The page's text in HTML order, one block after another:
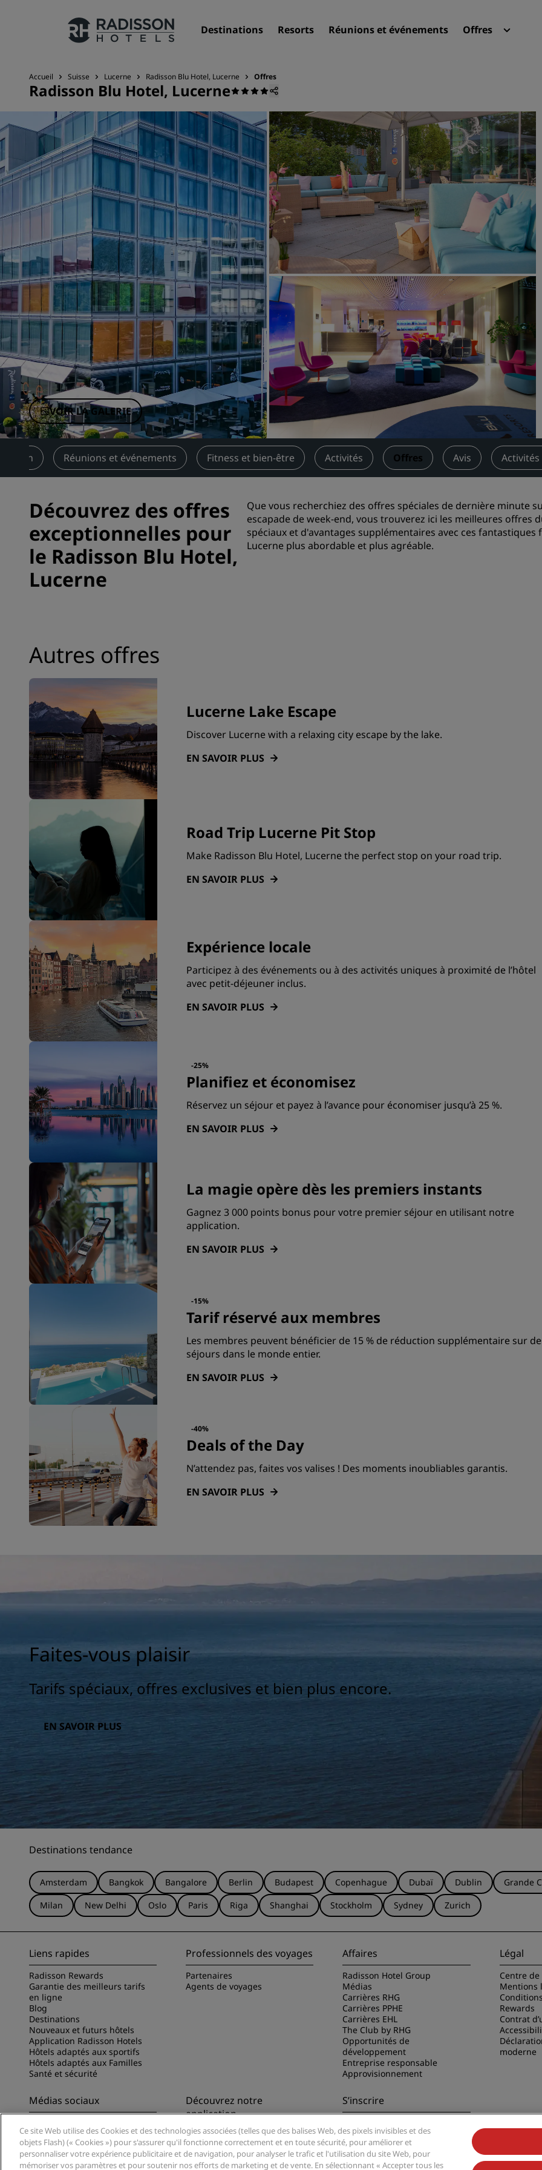
Destinations Resorts Réunions et événements Offres
Nos enseignes
Marques Radisson Hotels
Marques affiliées en Chine
Destinations
Resorts
Appartements hôteliers
Hôtels d'aéroport
Nouveaux et futurs hôtels
Réunions et événements
Découvrez Radisson
Réservez une salle de
Demander un devis
Pour les événements
Solutions d’entreprise
Rechercher des vols
Rechercher des vols
Restaurants
Rechercher un restaurant
Services numériques
Application Radisson
Accueil Suisse Lucerne Radisson Blu Hotel, Lucerne Offres
Radisson Blu Hotel, Lucerne
VOIR LA GALERIE
Réunions et événements Fitness et bien-être Activités Offres Avis
Découvrez des offres
exceptionnelles pour
le Radisson Blu Hotel,
Lucerne
Que vous recherchiez des offres spéciales de dernière minute
escapade de week-end, vous trouverez ici les meilleures offres
spéciaux et d'avantages supplémentaires avec ces
Lucerne plus abordable et plus agréable.
Autres offres
Lucerne Lake Escape
Discover Lucerne with a relaxing city escape by the lake.
EN SAVOIR PLUS
Road Trip Lucerne Pit Stop
Make Radisson Blu Hotel, Lucerne the perfect stop on your road trip.
EN SAVOIR PLUS
Expérience locale
Participez à des événements ou à des activités uniques à proximité de l’hôtel
avec petit-déjeuner inclus.
EN SAVOIR PLUS
-25%
Planifiez et économisez
Réservez un séjour et payez à l’avance pour économiser jusqu’à 25 %.
EN SAVOIR PLUS
La magie opère dès les premiers instants
Gagnez 3 000 points bonus pour votre premier séjour en utilisant notre
application.
EN SAVOIR PLUS
-15%
Tarif réservé aux membres
Les membres peuvent bénéficier de 15 % de réduction supplémentaire sur
séjours dans le monde entier.
EN SAVOIR PLUS
-40%
Deals of the Day
N’attendez pas, faites vos valises ! Des moments inoubliables garantis.
EN SAVOIR PLUS
Faites-vous plaisir
Tarifs spéciaux, offres exclusives et bien plus encore.
EN SAVOIR PLUS
Destinations tendance
Amsterdam Bangkok Bangalore Berlin Budapest Copenhague Dubaï Dublin
Grande
Milan
New Delhi Oslo Paris Riga Shanghai Stockholm Sydney Zurich
Liens rapides
Radisson Rewards
Garantie des meilleurs tarifs
en ligne
Blog
Destinations
Nouveaux et futurs hôtels
Application Radisson Hotels
Hôtels adaptés aux sportifs
Hôtels adaptés aux Familles
Santé et sécurité
Professionnels des voyages
Partenaires
Agents de voyages
Affaires
Radisson Hotel Group
Médias
Carrières RHG
Carrières PPHE
Carrières EHL
The Club by RHG
Opportunités de
développement
Entreprise responsable
Approvisionnement
Légal
Centre
Mentions
Rewards
Contrat
moderne
Médias sociaux
Découvrez notre
application
Découvrez l’appli Radisson Hotels
S’inscrire
offres les plus populaires
Ce site Web utilise des Cookies et des technologies associées (telles que des balises Web, des pixels invisibles et des
objets Flash) (« Cookies ») pour s'assurer qu'il fonctionne correctement et en toute sécurité, pour améliorer et
personnaliser votre expérience publicitaire et de navigation, pour analyser le trafic et l'utilisation du site Web, pour
mémoriser vos paramètres et pour soutenir nos efforts de marketing et de vente. En sélectionnant « Accepter tous les